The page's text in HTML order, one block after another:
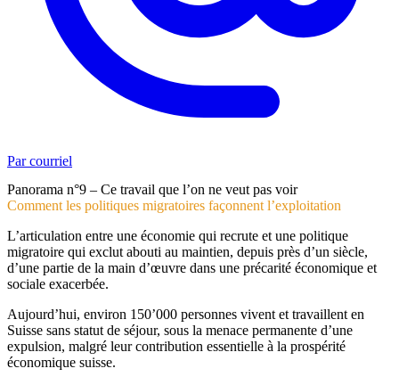
Par courriel
Panorama n°9 – Ce travail que l’on ne veut pas voir
Comment les politiques migratoires façonnent l’exploitation
L’articulation entre une économie qui recrute et une politique
migratoire qui exclut abouti au maintien, depuis près d’un siècle,
d’une partie de la main d’œuvre dans une précarité économique et
sociale exacerbée.
Aujourd’hui, environ 150’000 personnes vivent et travaillent en
Suisse sans statut de séjour, sous la menace permanente d’une
expulsion, malgré leur contribution essentielle à la prospérité
économique suisse.